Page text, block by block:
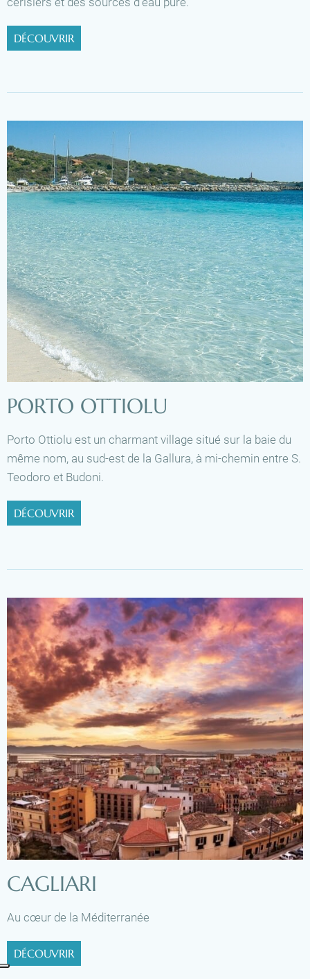
DÉCOUVRIR
PORTO OTTIOLU
Porto Ottiolu est un charmant village situé sur la baie du
même nom, au sud-est de la Gallura, à mi-chemin entre S.
Teodoro et Budoni.
DÉCOUVRIR
CAGLIARI
Au cœur de la Méditerranée
DÉCOUVRIR